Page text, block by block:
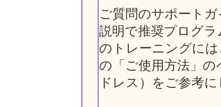
ご質問のサポート
説明で推奨プログ
のトレーニングに
の「ご使用方法」の
ドレス）をご参考